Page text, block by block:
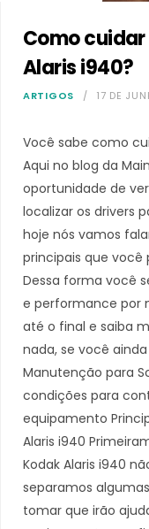
Como
Alaris i940?
ARTIGOS 17 DE
Você sabe como
Aqui no blog da
oportunidade de
localizar os drivers
hoje nós vamos
principais que
Dessa forma você
e performance por
até o final e saiba
nada, se você
Manutenção para
condições para
equipamento
Alaris i940
Kodak Alaris i940
separamos
tomar que irão